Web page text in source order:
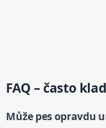
FAQ – často
Může pes opravdu